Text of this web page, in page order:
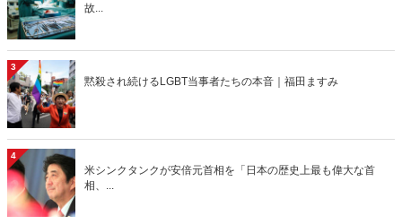
故...
3
黙殺され続けるLGBT当事者たちの本音｜福田ますみ
4
米シンクタンクが安倍元首相を「日本の歴史上最も偉大な首
相、...